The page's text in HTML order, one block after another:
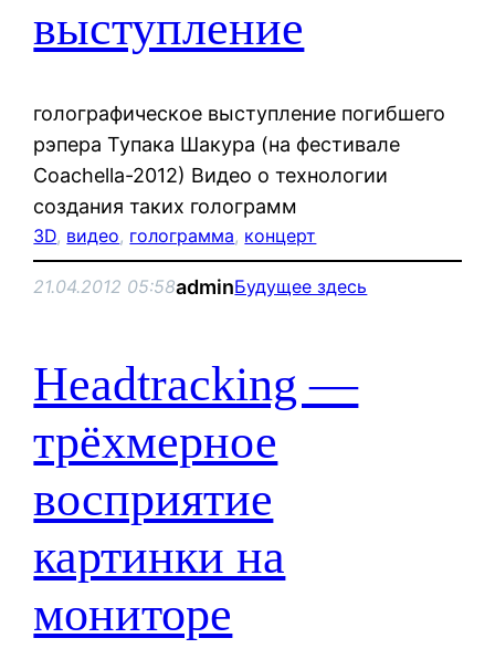
выступление
голографическое выступление погибшего
рэпера Тупака Шакура (на фестивале
Coachella-2012) Видео о технологии
создания таких голограмм
3D, видео, голограмма, концерт
21.04.2012 05:58adminБудущее здесь
Headtracking —
трёхмерное
восприятие
картинки на
мониторе